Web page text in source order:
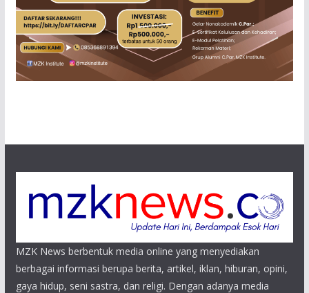
MZK News berbentuk media online yang menyediakan
berbagai informasi berupa berita, artikel, iklan, hiburan, opini,
gaya hidup, seni sastra, dan religi. Dengan adanya media